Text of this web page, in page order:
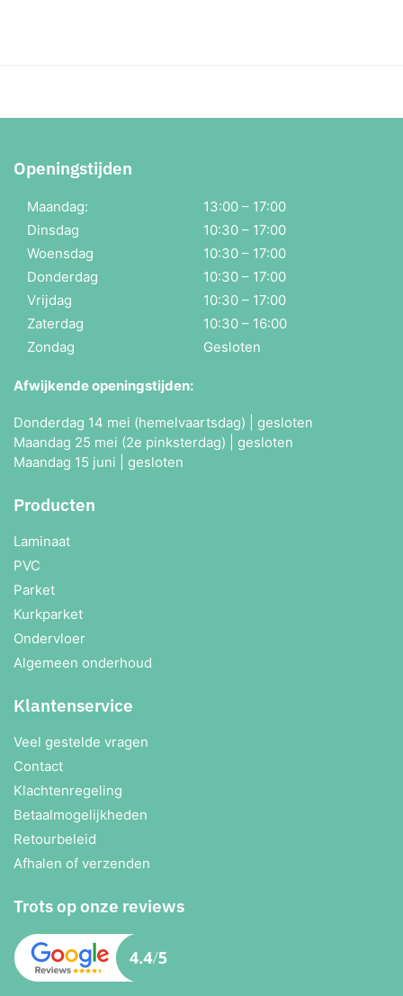
Openingstijden
Maandag:
13:00 – 17:00
Dinsdag
10:30 – 17:00
Woensdag
10:30 – 17:00
Donderdag
10:30 – 17:00
Vrijdag
10:30 – 17:00
Zaterdag
10:30 – 16:00
Zondag
Gesloten
Afwijkende openingstijden:
Donderdag 14 mei (hemelvaartsdag) | gesloten
Maandag 25 mei (2e pinksterdag) | gesloten
Maandag 15 juni | gesloten
Producten
Laminaat
PVC
Parket
Kurkparket
Ondervloer
Algemeen onderhoud
Klantenservice
Veel gestelde vragen
Contact
Klachtenregeling
Betaalmogelijkheden
Retourbeleid
Afhalen of verzenden
Trots op onze reviews